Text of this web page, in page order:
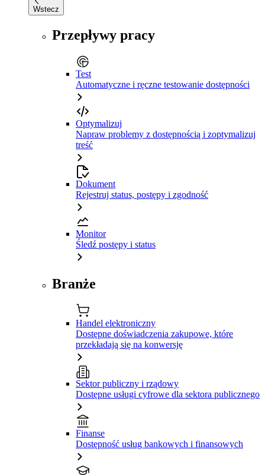
Wstecz
Przepływy pracy
Test
Automatyczne i ręczne testowanie dostępności
Optymalizuj
Napraw problemy z dostępnością i zoptymalizuj
treść
Dokument
Rejestruj status, postępy i zgodność
Monitor
Śledź postępy i status
Branże
Handel elektroniczny
Dostępne doświadczenia zakupowe, które
przekładają się na konwersję
Sektor publiczny i rządowy
Dostępne usługi cyfrowe dla sektora publicznego
Finanse
Dostępność usług bankowych i finansowych